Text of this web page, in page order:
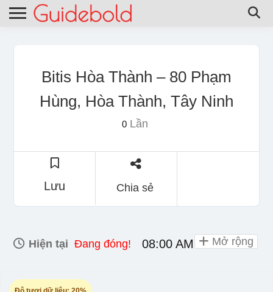
Bitis Hòa Thành – 80 Phạm
Hùng, Hòa Thành, Tây Ninh
0Lần
Lưu Chia sẻ
Hiện tại Đang đóng! 08:00 AM - 10:00 PM
Mở rộng